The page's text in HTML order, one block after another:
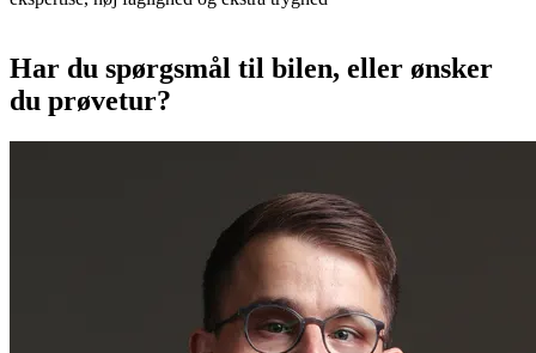
Har du spørgsmål til bilen, eller ønsker
du prøvetur?